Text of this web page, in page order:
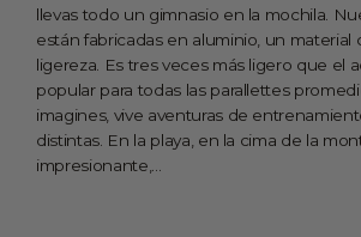
llevas todo un gimnasio en la mochila.
están fabricadas en aluminio, un material
ligereza. Es tres veces más ligero que el
popular para todas las parallettes
imagines, vive aventuras de
distintas. En la playa, en la cima de la
impresionante,...